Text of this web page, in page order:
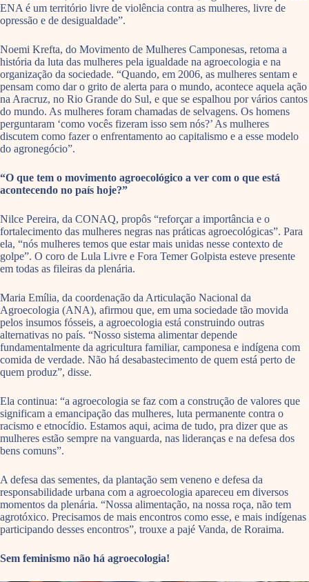
ENA é um território livre de violência contra as mulheres, livre de
opressão e de desigualdade”.
Noemi Krefta, do Movimento de Mulheres Camponesas, retoma a
história da luta das mulheres pela igualdade na agroecologia e na
organização da sociedade. “Quando, em 2006, as mulheres sentam e
pensam como dar o grito de alerta para o mundo, acontece aquela ação
na Aracruz, no Rio Grande do Sul, e que se espalhou por vários cantos
do mundo. As mulheres foram chamadas de selvagens. Os homens
perguntaram ‘como vocês fizeram isso sem nós?’ As mulheres
discutem como fazer o enfrentamento ao capitalismo e a esse modelo
do agronegócio”.
“O que tem o movimento agroecológico a ver com o que está
acontecendo no país hoje?”
Nilce Pereira, da CONAQ, propôs “reforçar a importância e o
fortalecimento das mulheres negras nas práticas agroecológicas”. Para
ela, “nós mulheres temos que estar mais unidas nesse contexto de
golpe”. O coro de Lula Livre e Fora Temer Golpista esteve presente
em todas as fileiras da plenária.
Maria Emília, da coordenação da Articulação Nacional da
Agroecologia (ANA), afirmou que, em uma sociedade tão movida
pelos insumos fósseis, a agroecologia está construindo outras
alternativas no país. “Nosso sistema alimentar depende
fundamentalmente da agricultura familiar, camponesa e indígena com
comida de verdade. Não há desabastecimento de quem está perto de
quem produz”, disse.
Ela continua: “a agroecologia se faz com a construção de valores que
significam a emancipação das mulheres, luta permanente contra o
racismo e etnocídio. Estamos aqui, acima de tudo, pra dizer que as
mulheres estão sempre na vanguarda, nas lideranças e na defesa dos
bens comuns”.
A defesa das sementes, da plantação sem veneno e defesa da
responsabilidade urbana com a agroecologia apareceu em diversos
momentos da plenária. “Nossa alimentação, na nossa roça, não tem
agrotóxico. Precisamos de mais encontros como esse, e mais indígenas
participando desses encontros”, trouxe a pajé Vanda, de Roraima.
Sem feminismo não há agroecologia!